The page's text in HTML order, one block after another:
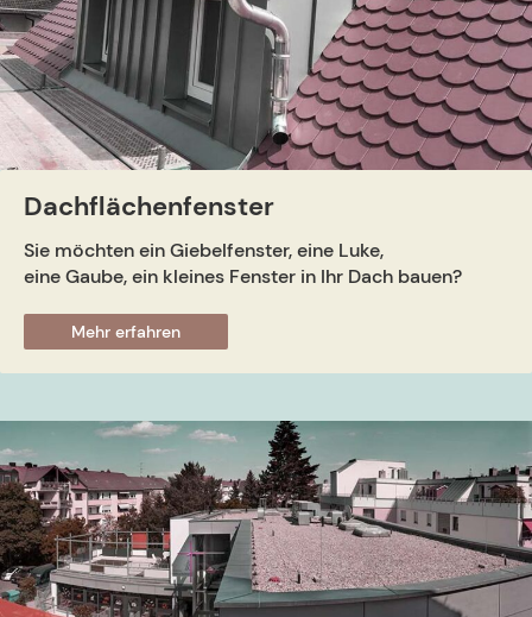
Dachflächenfenster
Sie möchten ein Giebelfenster, eine Luke,
eine Gaube, ein kleines Fenster in Ihr Dach bauen?
Mehr erfahren